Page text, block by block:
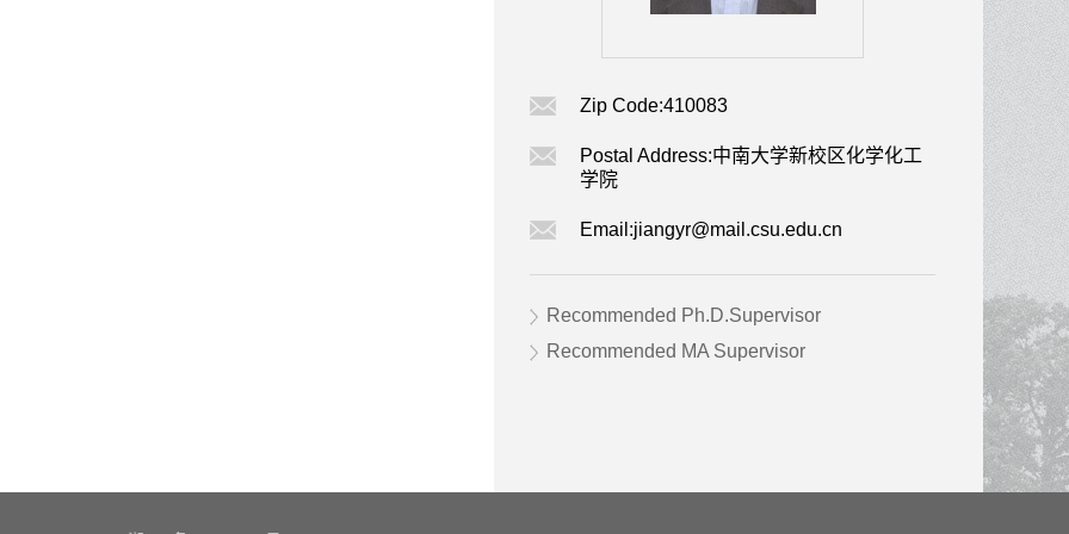
Zip Code:410083
Postal Address:中南大学新校区化学化工
学院
Email:jiangyr@mail.csu.edu.cn
Recommended Ph.D.Supervisor
Recommended MA Supervisor